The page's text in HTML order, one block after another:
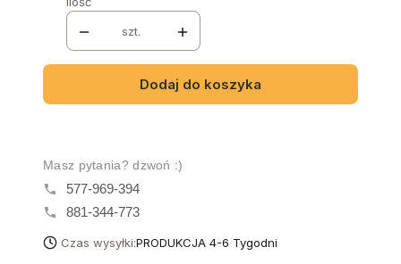
szt.
Dodaj do koszyka
Masz pytania? dzwoń :)
577-969-394
881-344-773
Czas wysyłki:PRODUKCJA 4-6 Tygodni